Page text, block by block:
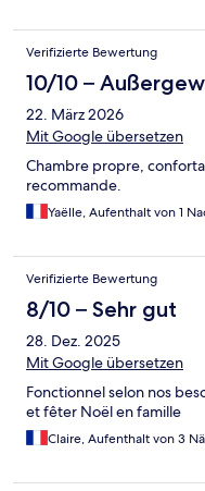
Verifizierte Bewertung
10/10 –
22. März 2026
Mit Google übersetzen
Chambre propre,
recommande.
Yaëlle, Aufenthalt von 1
Verifizierte Bewertung
8/10 – Sehr gut
28. Dez. 2025
Mit Google übersetzen
Fonctionnel selon nos
et fêter Noël en famille
Claire, Aufenthalt von 3